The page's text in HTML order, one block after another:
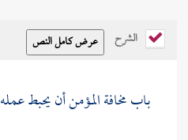
الشرح
باب مخافة المؤمن أن يحبط عمله